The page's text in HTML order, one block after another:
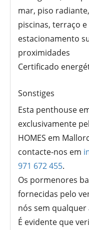
mar, piso
piscinas, terraço
estacionamento
proximidades
Certificado
Sonstiges
Esta penthouse
exclusivamente
HOMES em
contacte-nos em
971 672 455.
Os pormenores
fornecidas pelo
nós sem
É evidente que